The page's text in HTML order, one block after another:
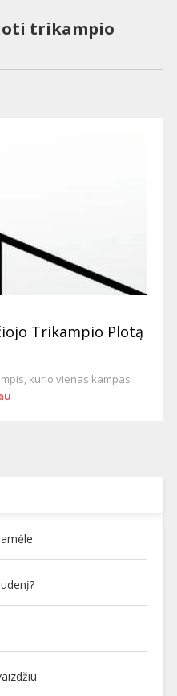
trikampio
Trikampio Plotą
kurio vienas kampas